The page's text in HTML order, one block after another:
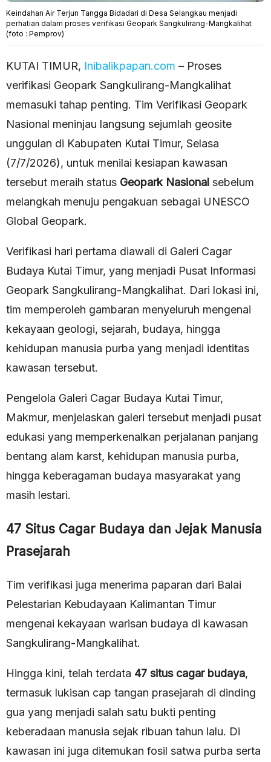
Keindahan Air Terjun Tangga Bidadari di Desa Selangkau menjadi
perhatian dalam proses verifikasi Geopark Sangkulirang-Mangkalihat
(foto : Pemprov)
KUTAI TIMUR, Inibalikpapan.com – Proses
verifikasi Geopark Sangkulirang-Mangkalihat
memasuki tahap penting. Tim Verifikasi Geopark
Nasional meninjau langsung sejumlah geosite
unggulan di Kabupaten Kutai Timur, Selasa
(7/7/2026), untuk menilai kesiapan kawasan
tersebut meraih status Geopark Nasional sebelum
melangkah menuju pengakuan sebagai UNESCO
Global Geopark.
Verifikasi hari pertama diawali di Galeri Cagar
Budaya Kutai Timur, yang menjadi Pusat Informasi
Geopark Sangkulirang-Mangkalihat. Dari lokasi ini,
tim memperoleh gambaran menyeluruh mengenai
kekayaan geologi, sejarah, budaya, hingga
kehidupan manusia purba yang menjadi identitas
kawasan tersebut.
Pengelola Galeri Cagar Budaya Kutai Timur,
Makmur, menjelaskan galeri tersebut menjadi pusat
edukasi yang memperkenalkan perjalanan panjang
bentang alam karst, kehidupan manusia purba,
hingga keberagaman budaya masyarakat yang
masih lestari.
47 Situs Cagar Budaya dan Jejak Manusia
Prasejarah
Tim verifikasi juga menerima paparan dari Balai
Pelestarian Kebudayaan Kalimantan Timur
mengenai kekayaan warisan budaya di kawasan
Sangkulirang-Mangkalihat.
Hingga kini, telah terdata 47 situs cagar budaya,
termasuk lukisan cap tangan prasejarah di dinding
gua yang menjadi salah satu bukti penting
keberadaan manusia sejak ribuan tahun lalu. Di
kawasan ini juga ditemukan fosil satwa purba serta